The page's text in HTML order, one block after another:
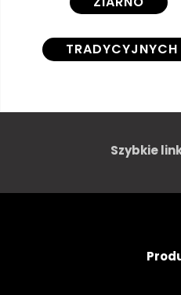
TRADYCYJNYCH
ŚWIEŻY
ZDROWY
Szybkie